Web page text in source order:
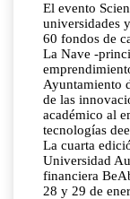
El evento
universidades
60 fondos de
La Nave -
Ayuntamiento
de las
académico al
tecnologías
La cuarta
Universidad
financiera
28 y 29 de